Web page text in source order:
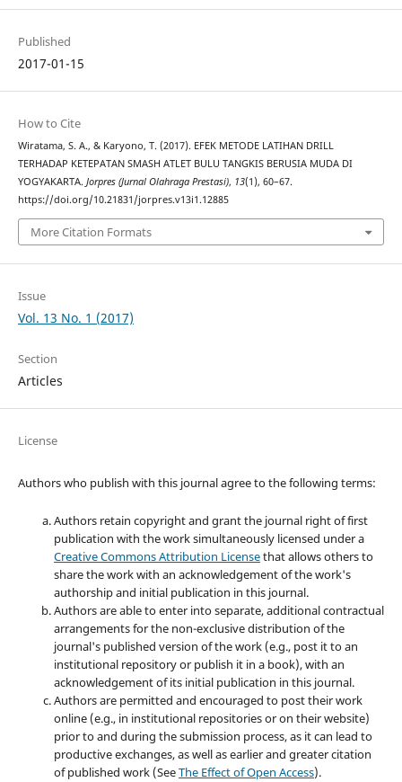
Published
2017-01-15
How to Cite
Wiratama, S. A., & Karyono, T. (2017). EFEK METODE LATIHAN DRILL
TERHADAP KETEPATAN SMASH ATLET BULU TANGKIS BERUSIA MUDA DI
YOGYAKARTA. Jorpres (Jurnal Olahraga Prestasi), 13(1), 60–67.
https://doi.org/10.21831/jorpres.v13i1.12885
More Citation Formats
Issue
Vol. 13 No. 1 (2017)
Section
Articles
License
Authors who publish with this journal agree to the following terms:
Authors retain copyright and grant the journal right of first
publication with the work simultaneously licensed under a
Creative Commons Attribution Licensethat allows others to
share the work with an acknowledgement of the work's
authorship and initial publication in this journal.
Authors are able to enter into separate, additional contractual
arrangements for the non-exclusive distribution of the
journal's published version of the work (e.g., post it to an
institutional repository or publish it in a book), with an
acknowledgement of its initial publication in this journal.
Authors are permitted and encouraged to post their work
online (e.g., in institutional repositories or on their website)
prior to and during the submission process, as it can lead to
productive exchanges, as well as earlier and greater citation
of published work (SeeThe Effect of Open Access).